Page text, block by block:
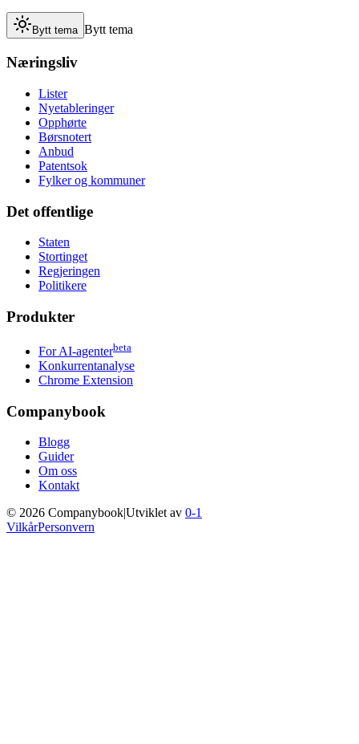
Bytt tema Bytt tema
Næringsliv
Lister
Nyetableringer
Opphørte
Børsnotert
Anbud
Patentsok
Fylker og kommuner
Det offentlige
Staten
Stortinget
Regjeringen
Politikere
Produkter
For AI-agenterbeta
Konkurrentanalyse
Chrome Extension
Companybook
Blogg
Guider
Om oss
Kontakt
© 2026 CompanybookUtviklet av 0-1
VilkårPersonvern